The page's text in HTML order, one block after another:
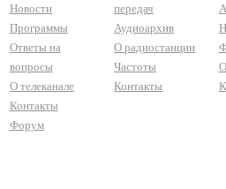
Новости
Программы
Ответы на
вопросы
О телеканале
Контакты
Форум
передач
Аудиоархив
О радиостанции
Частоты
Контакты